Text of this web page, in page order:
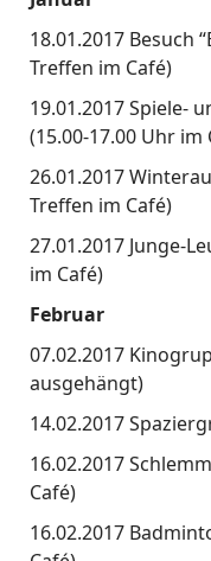
18.01.2017 Besuch
Treffen im Café)
19.01.2017 Spiele-
(15.00-17.00 Uhr im
26.01.2017
Treffen im Café)
27.01.2017 Junge-
im Café)
Februar
07.02.2017
ausgehängt)
14.02.2017
16.02.2017
Café)
16.02.2017